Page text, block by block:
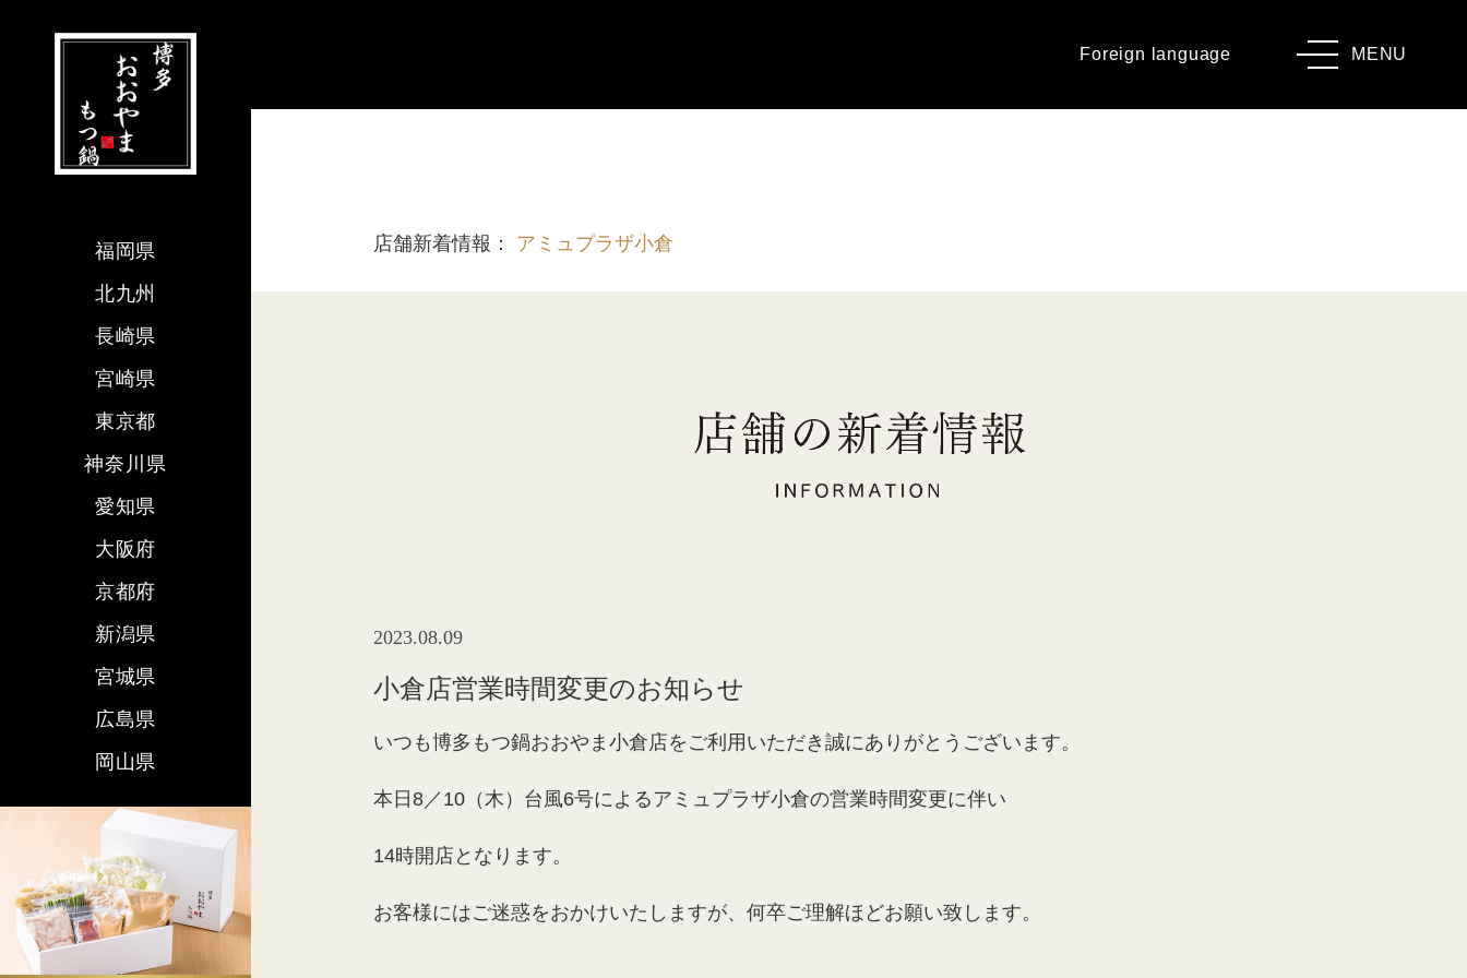
Foreign language MENU
店舗新着情報： アミュプラザ小倉
2023.08.09
小倉店営業時間変更のお知らせ
いつも博多もつ鍋おおやま小倉店をご利用いただき誠にありがとうございます。
本日8／10（木）台風6号によるアミュプラザ小倉の営業時間変更に伴い
14時開店となります。
お客様にはご迷惑をおかけいたしますが、何卒ご理解ほどお願い致します。
福岡県
北九州
長崎県
宮崎県
東京都
神奈川県
愛知県
大阪府
京都府
新潟県
宮城県
広島県
岡山県